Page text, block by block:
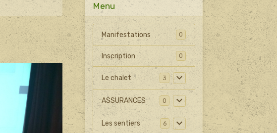
Menu
Manifestations 0
Inscription 0
Le chalet 3
ASSURANCES 0
Les sentiers 6